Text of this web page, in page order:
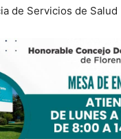
de Servicios de Salud